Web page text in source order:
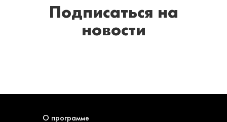
Подписаться на
новости
О программе